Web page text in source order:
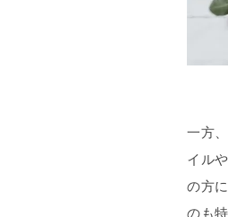
一方
イル
の方
のも